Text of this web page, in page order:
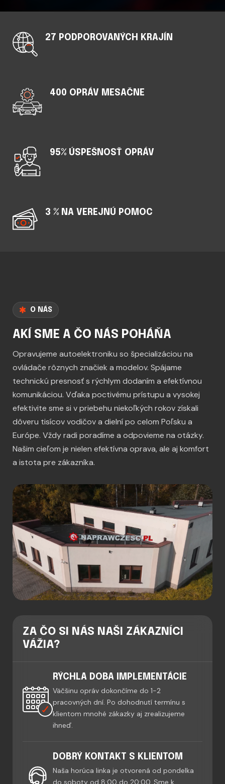
27 PODPOROVANÝCH KRAJÍN
400 OPRÁV MESAČNE
95% ÚSPEŠNOSŤ OPRÁV
3 % NA VEREJNÚ POMOC
O NÁS
AKÍ SME A ČO NÁS POHÁŇA
Opravujeme autoelektroniku so špecializáciou na
ovládače rôznych značiek a modelov. Spájame
technickú presnosť s rýchlym dodaním a efektívnou
komunikáciou. Vďaka poctivému prístupu a vysokej
efektivite sme si v priebehu niekoľkých rokov získali
dôveru tisícov vodičov a dielní po celom Poľsku a
Európe. Vždy radi poradíme a odpovieme na otázky.
Našim cieľom je nielen efektívna oprava, ale aj komfort
a istota pre zákazníka.
ZA ČO SI NÁS NAŠI ZÁKAZNÍCI
VÁŽIA?
RÝCHLA DOBA IMPLEMENTÁCIE
Väčšinu opráv dokončíme do 1-2
pracovných dní. Po dohodnutí termínu s
klientom mnohé zákazky aj zrealizujeme
ihneď.
DOBRÝ KONTAKT S KLIENTOM
Naša horúca linka je otvorená od pondelka
do soboty od 8:00 do 20:00. Sme k